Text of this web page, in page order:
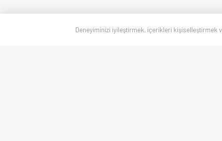
, maç sonuçları, puan durumu ve istatistikler —
Deneyiminizi iyileştirmek, içerikleri kişiselleştirmek